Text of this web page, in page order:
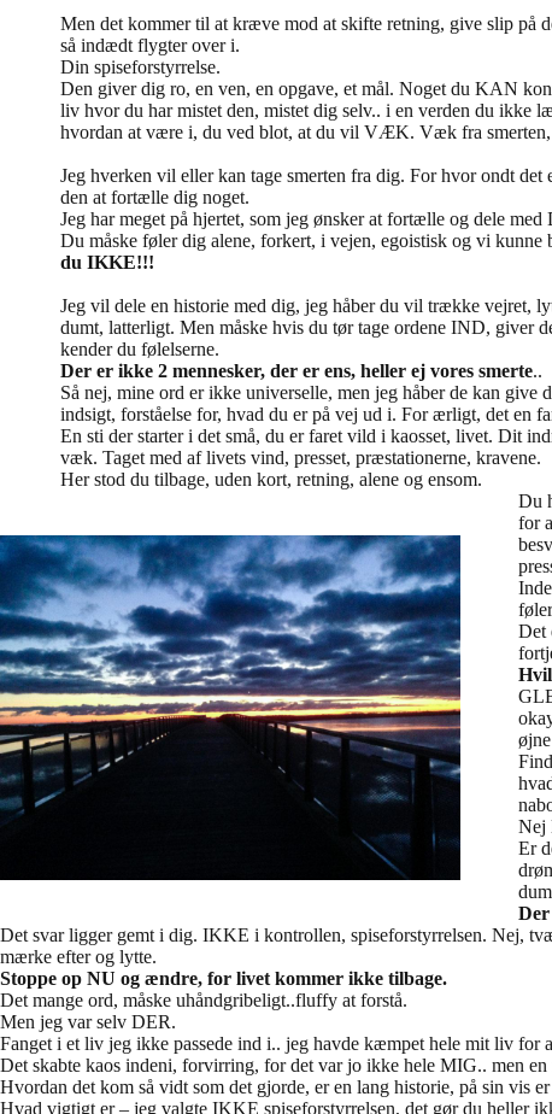
Men det kommer til at kræve mod at skifte retning, give slip på
så indædt flygter over i.
Din spiseforstyrrelse.
Den giver dig ro, en ven, en opgave, et mål. Noget du KAN
liv hvor du har mistet den, mistet dig selv.. i en verden du ikke
hvordan at være i, du ved blot, at du vil VÆK. Væk fra smerten,
Jeg hverken vil eller kan tage smerten fra dig. For hvor ondt det
den at fortælle dig noget.
Jeg har meget på hjertet, som jeg ønsker at fortælle og dele med
Du måske føler dig alene, forkert, i vejen, egoistisk og vi
du IKKE!!!
Jeg vil dele en historie med dig, jeg håber du vil trække vejret,
dumt, latterligt. Men måske hvis du tør tage ordene IND, giver
kender du følelserne.
Der er ikke 2 mennesker, der er ens, heller ej vores smerte..
Så nej, mine ord er ikke universelle, men jeg håber de kan give
indsigt, forståelse for, hvad du er på vej ud i. For ærligt, det en
En sti der starter i det små, du er faret vild i kaosset, livet. Dit
væk. Taget med af livets vind, presset, præstationerne, kravene.
Her stod du tilbage, uden kort, retning, alene og ensom.
Du
for
Det
Nej
Er
Der
Det svar ligger gemt i dig. IKKE i kontrollen, spiseforstyrrelsen. Nej,
mærke efter og lytte.
Stoppe op NU og ændre, for livet kommer ikke tilbage.
Det mange ord, måske uhåndgribeligt..fluffy at forstå.
Men jeg var selv DER.
Fanget i et liv jeg ikke passede ind i.. jeg havde kæmpet hele mit liv for
Det skabte kaos indeni, forvirring, for det var jo ikke hele MIG.. men
Hvordan det kom så vidt som det gjorde, er en lang historie, på sin vis
Hvad vigtigt er – jeg valgte IKKE spiseforstyrrelsen, det gør du heller